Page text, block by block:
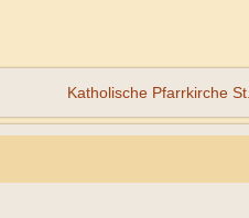
Katholische Pfarrkirche